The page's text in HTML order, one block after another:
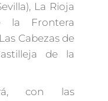
La Rioja
la Frontera
Cabezas de
de la
con las